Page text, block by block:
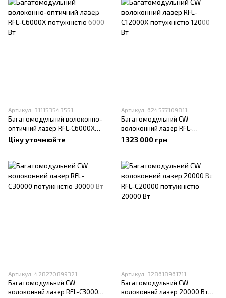
Артикул: 311153543551
Багатомодульний волоконно-
оптичний лазер RFL-C6000X
потужністю 6000 Вт
Ціну уточнюйте
Артикул: 624577109811
Багатомодульний CW
волоконний лазер RFL-
C12000X потужністю 12000 Вт
1 323 000 грн
Артикул: 428270899321
Багатомодульний CW
волоконний лазер RFL-C30000
Артикул: 328618961711
Багатомодульний CW
волоконний лазер 20000 Вт